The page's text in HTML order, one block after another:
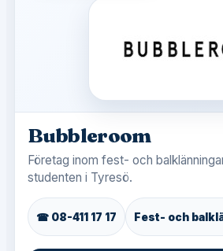
Bubbleroom
Företag inom fest- och
studenten i Tyresö.
☎ 08-411 17 17 Fest- och